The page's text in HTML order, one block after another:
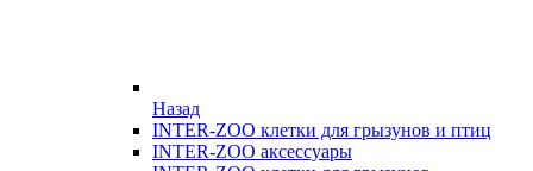
Назад
INTER-ZOO клетки для грызунов и птиц
INTER-ZOO аксессуары